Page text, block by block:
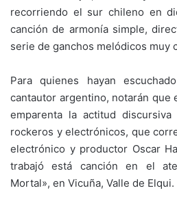
recorriendo el sur chileno en
canción de armonía simple,
serie de ganchos melódicos muy
Para quienes hayan
cantautor argentino, notarán que
emparenta la actitud
rockeros y electrónicos, que
electrónico y productor Oscar
trabajó está canción en el
Mortal», en Vicuña, Valle de Elqui.